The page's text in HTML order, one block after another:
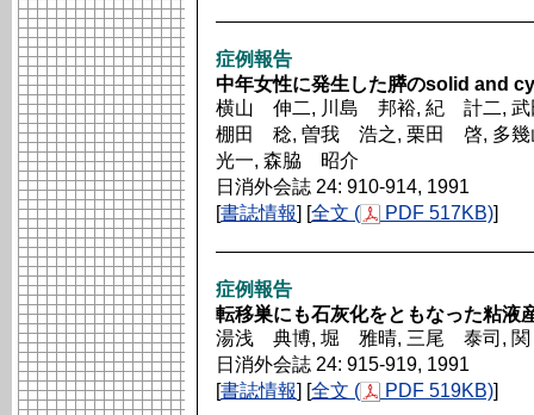
症例報告
中年女性に発生した膵のsolid and
横山 伸二, 川島 邦裕, 紀 計二,
棚田 稔, 曽我 浩之, 栗田 啓, 多
光一, 森脇 昭介
日消外会誌 24: 910-914, 1991
[書誌情報] [全文 ( PDF 517KB)]
症例報告
転移巣にも石灰化をともなった粘液
湯浅 典博, 堀 雅晴, 三尾 泰司,
日消外会誌 24: 915-919, 1991
[書誌情報] [全文 ( PDF 519KB)]